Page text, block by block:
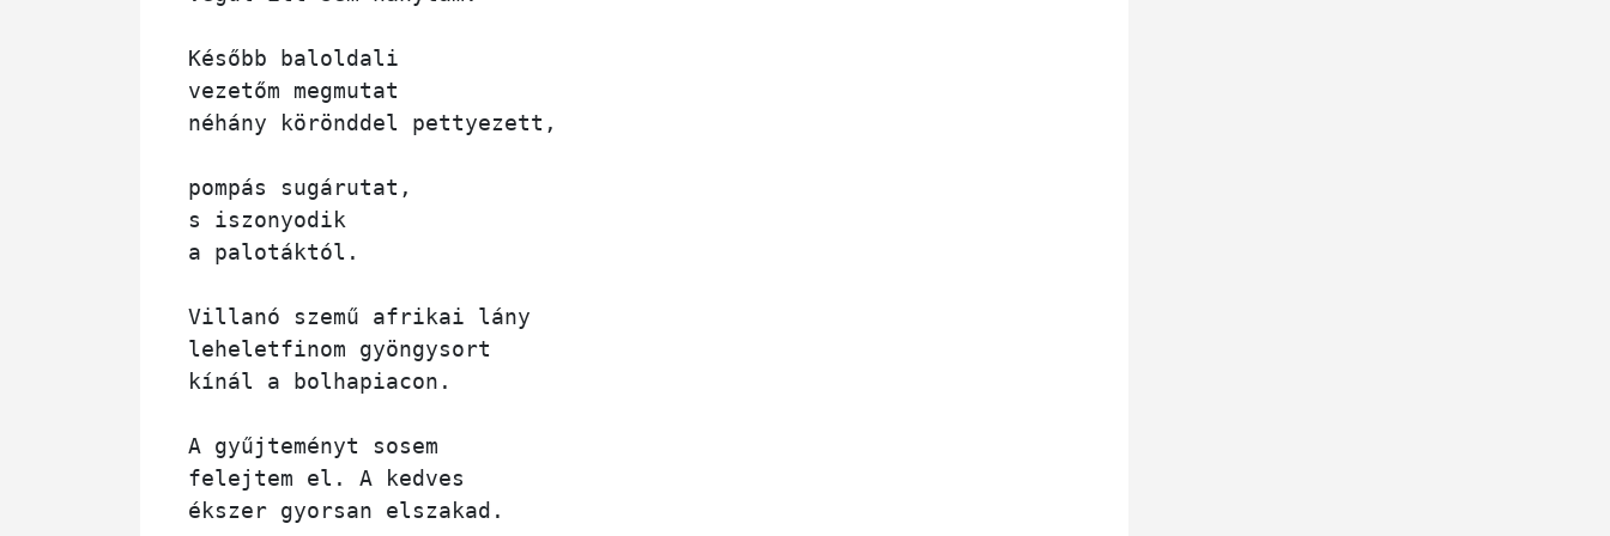
Később baloldali
vezetőm megmutat
néhány körönddel pettyezett,
pompás sugárutat,
s iszonyodik
a palotáktól.
Villanó szemű afrikai lány
leheletfinom gyöngysort
kínál a bolhapiacon.
A gyűjteményt sosem
felejtem el. A kedves